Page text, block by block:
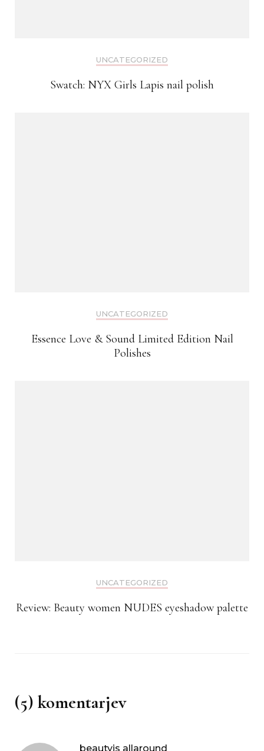
UNCATEGORIZED
Swatch: NYX Girls Lapis nail polish
UNCATEGORIZED
Essence Love & Sound Limited Edition Nail
Polishes
UNCATEGORIZED
Review: Beauty women NUDES eyeshadow palette
(5) komentarjev
beautyis allaround